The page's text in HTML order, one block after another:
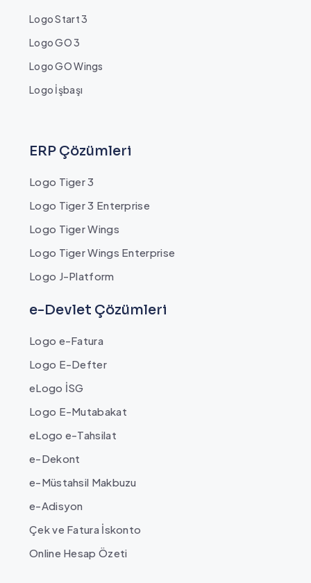
Logo Start 3
Logo GO 3
Logo GO Wings
Logo İşbaşı
ERP Çözümleri
Logo Tiger 3
Logo Tiger 3 Enterprise
Logo Tiger Wings
Logo Tiger Wings Enterprise
Logo J-Platform
e-Devlet Çözümleri
Logo e-Fatura
Logo E-Defter
eLogo İSG
Logo E-Mutabakat
eLogo e-Tahsilat
e-Dekont
e-Müstahsil Makbuzu
e-Adisyon
Çek ve Fatura İskonto
Online Hesap Özeti